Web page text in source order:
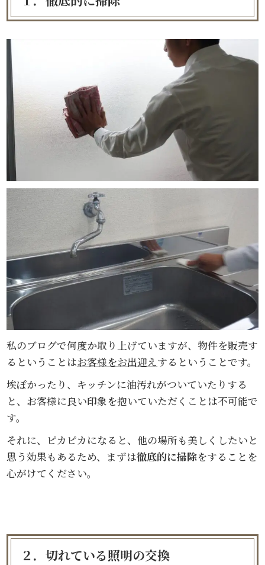
私のブログで何度か取り上げていますが、物件を販売す
るということはお客様をお出迎えするということです。
埃ぽかったり、キッチンに油汚れがついていたりする
と、お客様に良い印象を抱いていただくことは不可能で
す。
それに、ピカピカになると、他の場所も美しくしたいと
思う効果もあるため、まずは徹底的に掃除をすることを
心がけてください。
２．切れている照明の交換